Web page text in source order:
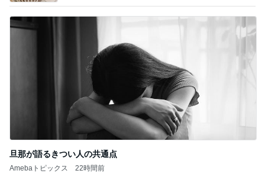
旦那が語るきつい人の共通点
Amebaトピックス 22時間前